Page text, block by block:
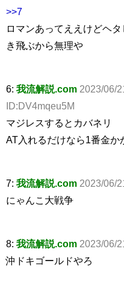
>>7
ロマンあってええけどヘ
き飛ぶから無理や
6: 我流解説.com 2023/06/
ID:DV4mqeu5M
マジレスするとカバネリ
AT入れるだけなら1番金か
7: 我流解説.com 2023/06/
にゃんこ大戦争
8: 我流解説.com 2023/06/
沖ドキゴールドやろ